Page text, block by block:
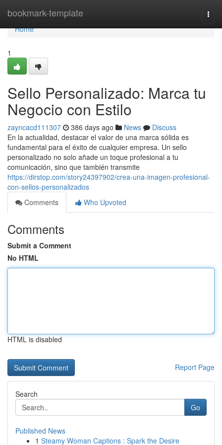
bookmark-template
Home
Home
1
Sello Personalizado: Marca tu
Negocio con Estilo
zayncacd111307 386 days ago News
Discuss
En la actualidad, destacar el valor de una marca sólida es
fundamental para el éxito de cualquier empresa. Un sello
personalizado no solo añade un toque profesional a tu
comunicación, sino que también transmite
https://dirstop.com/story24397902/crea-una-imagen-profesional-
con-sellos-personalizados
Comments
Who Upvoted
Comments
Submit a Comment
No HTML
HTML is disabled
Report Page
Search
Go
Published News
1 Steamy Woman Captions : Spark the Desire